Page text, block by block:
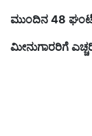
ಮುಂದಿನ 48
ಮೀನುಗಾರರಿಗೆ